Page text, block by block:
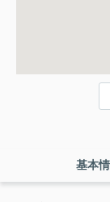
基本